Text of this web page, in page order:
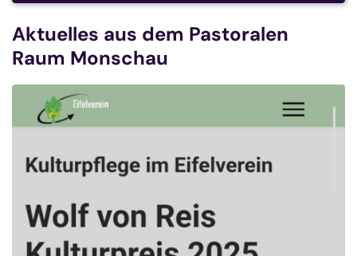
Aktuelles aus dem Pastoralen
Raum Monschau